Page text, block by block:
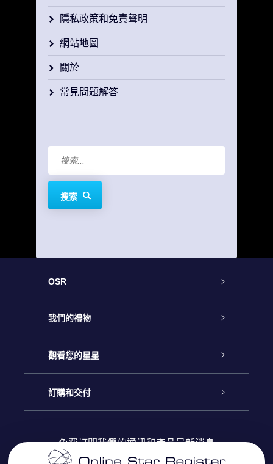
隱私政策和免責聲明
網站地圖
關於
常見問題解答
搜索
OSR
客戶服務
聯繫我們
博客
我們的禮物
Online Star禮物
OSR禮物包
觀看您的星星
星星注册
訂購和交付
免費訂閱我們的通訊和產品最新消息